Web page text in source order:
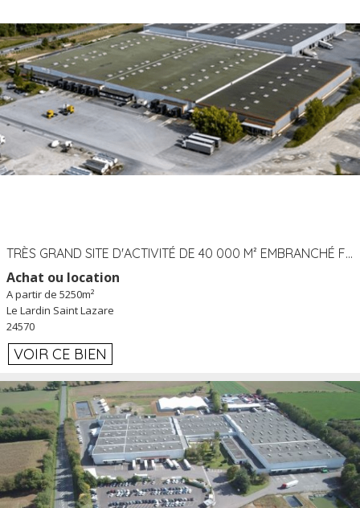
TRÈS GRAND SITE D'ACTIVITÉ DE 40 000 M² EMBRANCHÉ FER AU LARDIN SAINT LAZARE (24) PROCHE A89 À LOUER
Achat ou location
A partir de 5250m²
Le Lardin Saint Lazare
24570
VOIR CE BIEN